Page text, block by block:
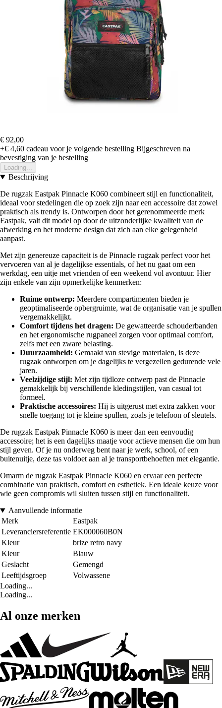
€ 92,00
+€ 4,60 cadeau voor je volgende bestelling Bijgeschreven na
bevestiging van je bestelling
Loading...
Beschrijving
De rugzak Eastpak Pinnacle K060 combineert stijl en functionaliteit,
ideaal voor stedelingen die op zoek zijn naar een accessoire dat zowel
praktisch als trendy is. Ontworpen door het gerenommeerde merk
Eastpak, valt dit model op door de uitzonderlijke kwaliteit van de
afwerking en het moderne design dat zich aan elke gelegenheid
aanpast.
Met zijn genereuze capaciteit is de Pinnacle rugzak perfect voor het
vervoeren van al je dagelijkse essentials, of het nu gaat om een
werkdag, een uitje met vrienden of een weekend vol avontuur. Hier
zijn enkele van zijn opmerkelijke kenmerken:
Ruime ontwerp: Meerdere compartimenten bieden je
geoptimaliseerde opbergruimte, wat de organisatie van je spullen
vergemakkelijkt.
Comfort tijdens het dragen: De gewatteerde schouderbanden
en het ergonomische rugpaneel zorgen voor optimaal comfort,
zelfs met een zware belasting.
Duurzaamheid: Gemaakt van stevige materialen, is deze
rugzak ontworpen om je dagelijks te vergezellen gedurende vele
jaren.
Veelzijdige stijl: Met zijn tijdloze ontwerp past de Pinnacle
gemakkelijk bij verschillende kledingstijlen, van casual tot
formeel.
Praktische accessoires: Hij is uitgerust met extra zakken voor
snelle toegang tot je kleine spullen, zoals je telefoon of sleutels.
De rugzak Eastpak Pinnacle K060 is meer dan een eenvoudig
accessoire; het is een dagelijks maatje voor actieve mensen die om hun
stijl geven. Of je nu onderweg bent naar je werk, school, of een
buitenuitje, deze tas voldoet aan al je transportbehoeften met elegantie.
Omarm de rugzak Eastpak Pinnacle K060 en ervaar een perfecte
combinatie van praktisch, comfort en esthetiek. Een ideale keuze voor
wie geen compromis wil sluiten tussen stijl en functionaliteit.
Aanvullende informatie
Merk
Eastpak
Leveranciersreferentie EK000060B0N
Kleur
brize retro navy
Kleur
Blauw
Geslacht
Gemengd
Leeftijdsgroep
Volwassene
Loading...
Loading...
Al onze merken